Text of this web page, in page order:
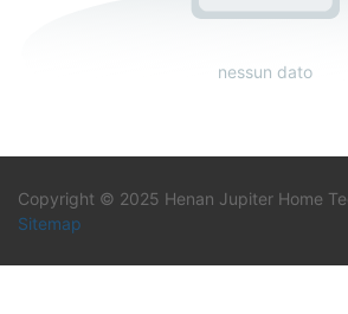
nessun dato
Copyright © 2025 Henan Jupiter Home
Sitemap